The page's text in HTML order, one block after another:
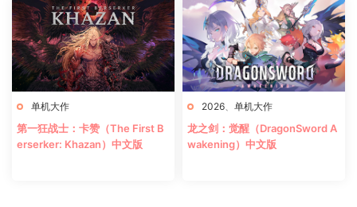
单机大作
第一狂战士：卡赞（The First B
erserker: Khazan）中文版
2026 单机大作
龙之剑：觉醒（DragonSword A
wakening）中文版